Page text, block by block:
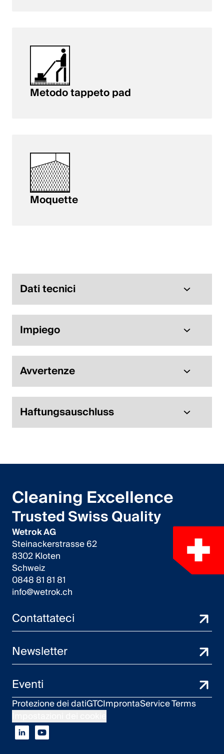
Metodo tappeto pad
Moquette
Dati tecnici
Impiego
Avvertenze
Haftungsauschluss
Cleaning Excellence
Trusted Swiss Quality
Wetrok AG
Steinackerstrasse 62
8302 Kloten
Schweiz
0848 81 81 81
info@wetrok.ch
Contattateci
Newsletter
Eventi
Protezione dei datiGTCImprontaService Terms